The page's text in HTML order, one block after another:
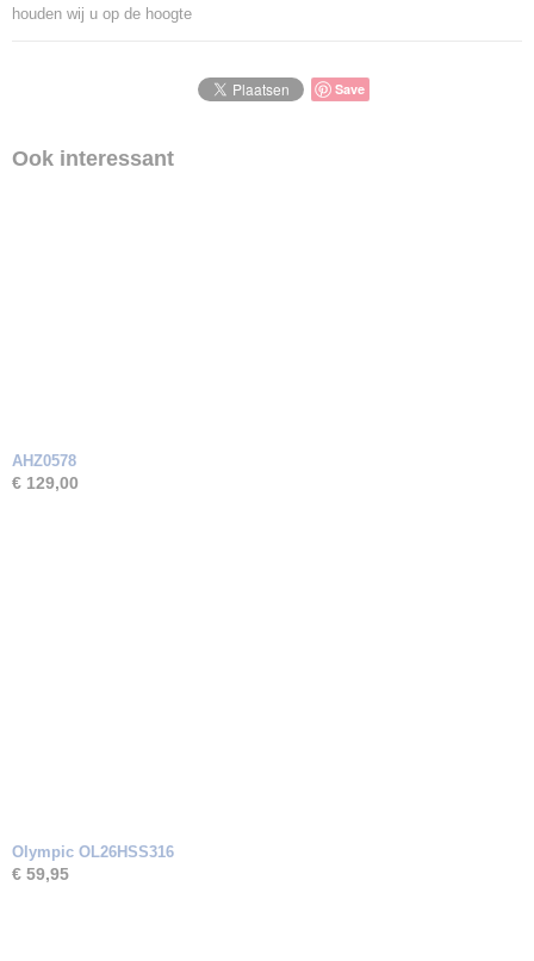
houden wij u op de hoogte
Save
Ook interessant
AHZ0578
€ 129,00
Olympic OL26HSS316
€ 59,95